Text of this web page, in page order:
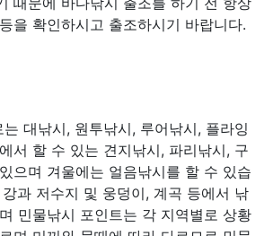
을 확인하시고 출조하시기 바랍니다.
대낚시, 원투낚시, 루어낚시, 플라잉
서 할 수 있는 견지낚시, 파리낚시, 구
으며 겨울에는 얼음낚시를 할 수 있습
과 저수지 및 웅덩이, 계곡 등에서 낚
민물낚시 포인트는 각 지역별로 상황